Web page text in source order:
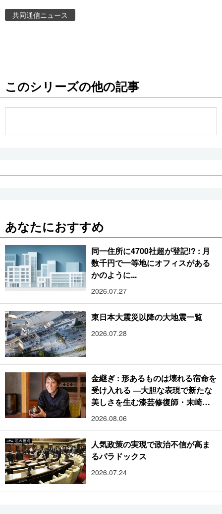
お知らせ
共同通信ニュース
このシリーズの他の記事
あなたにおすすめ
同一住所に4700社超が登記!? : 月
数千円で一等地にオフィスがある
かのように...
2026.07.27
東日本大震災以降の大地震一覧
2026.07.28
金継ぎ : 形あるものは壊れる宿命を
受け入れる ―大胆な表現で新たな
美しさを生む漆芸修復師・末崎広
樹
2026.08.06
人気政策の実現で政治不信が高ま
るパラドックス
2026.07.24